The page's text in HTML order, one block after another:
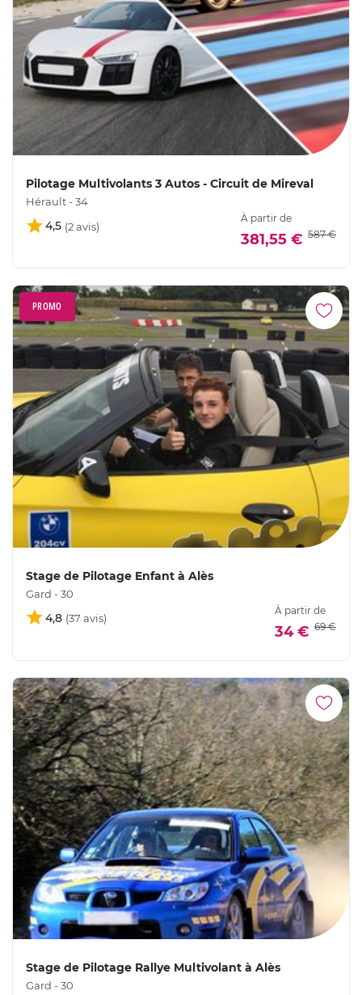
Pilotage Multivolants 3 Autos - Circuit de Mireval
Hérault - 34
4,5
À partir de
381,55 € 587 €
PROMO
Stage de Pilotage Enfant à Alès
Gard - 30
4,8
À partir de
34 € 69 €
Stage de Pilotage Rallye Multivolant à Alès
Gard - 30